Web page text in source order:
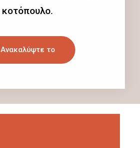
κοτόπουλο.
Ανακαλύψτε το